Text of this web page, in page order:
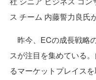
ス チーム 内藤誓力良氏
昨今、ECの成長戦略
スが注目を集めている
るマーケットプレイス